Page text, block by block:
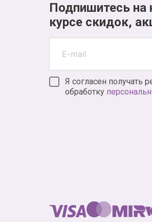
Подпишитесь
курсе скидок,
Я согласен получать
обработку